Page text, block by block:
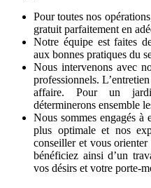
Pour toutes nos
gratuit parfaitement en
Notre équipe est faites
aux bonnes pratiques du
Nous intervenons avec
professionnels.
affaire. Pour un
déterminerons ensemble
Nous sommes engagés
plus optimale et nos
conseiller et vous
bénéficiez ainsi d’un
vos désirs et votre porte-